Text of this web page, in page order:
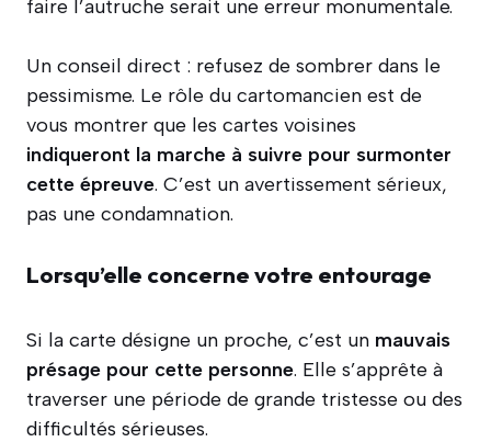
faire l’autruche serait une erreur monumentale.
Un conseil direct : refusez de sombrer dans le
pessimisme. Le rôle du cartomancien est de
vous montrer que les cartes voisines
indiqueront la marche à suivre pour surmonter
cette épreuve. C’est un avertissement sérieux,
pas une condamnation.
Lorsqu’elle concerne votre entourage
Si la carte désigne un proche, c’est un mauvais
présage pour cette personne. Elle s’apprête à
traverser une période de grande tristesse ou des
difficultés sérieuses.